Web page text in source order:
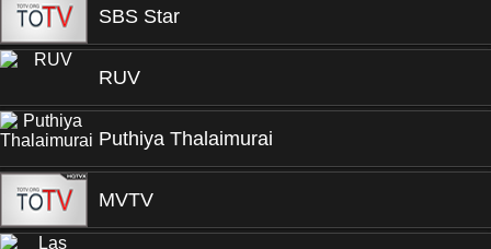
SBS Star
RUV
Puthiya Thalaimurai
MVTV